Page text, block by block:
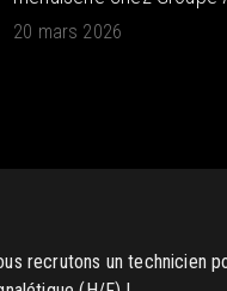
20 mars 2026
recrutons un technicien